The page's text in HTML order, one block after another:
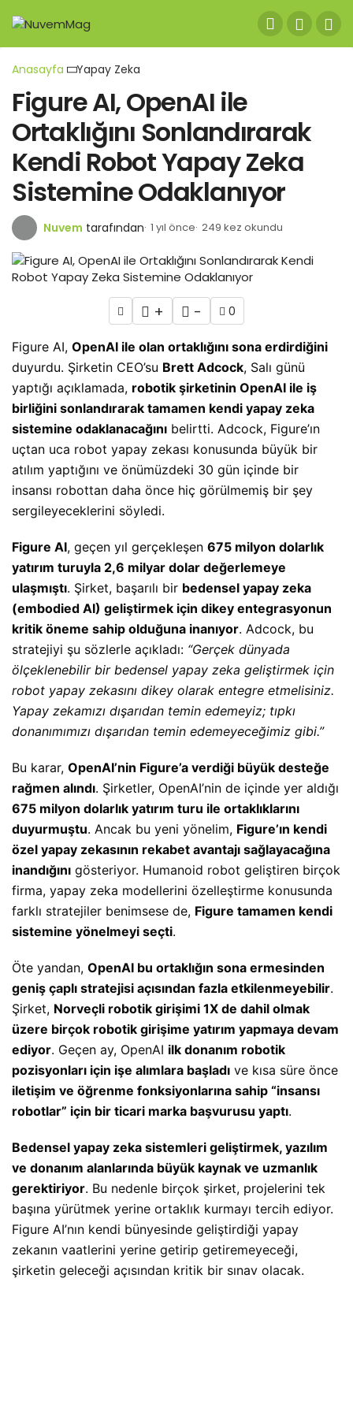
Anasayfa Yapay Zeka
Figure AI, OpenAI ile
Ortaklığını Sonlandırarak
Kendi Robot Yapay Zeka
Sistemine Odaklanıyor
Nuvem tarafından 1 yıl önce 249 kez okundu
+ - 0
Figure AI, OpenAI ile olan ortaklığını sona erdirdiğini
duyurdu. Şirketin CEO’su Brett Adcock, Salı günü
yaptığı açıklamada, robotik şirketinin OpenAI ile iş
birliğini sonlandırarak tamamen kendi yapay zeka
sistemine odaklanacağını belirtti. Adcock, Figure’ın
uçtan uca robot yapay zekası konusunda büyük bir
atılım yaptığını ve önümüzdeki 30 gün içinde bir
insansı robottan daha önce hiç görülmemiş bir şey
sergileyeceklerini söyledi.
Figure AI, geçen yıl gerçekleşen 675 milyon dolarlık
yatırım turuyla 2,6 milyar dolar değerlemeye
ulaşmıştı. Şirket, başarılı bir bedensel yapay zeka
(embodied AI) geliştirmek için dikey entegrasyonun
kritik öneme sahip olduğuna inanıyor. Adcock, bu
stratejiyi şu sözlerle açıkladı: “Gerçek dünyada
ölçeklenebilir bir bedensel yapay zeka geliştirmek için
robot yapay zekasını dikey olarak entegre etmelisiniz.
Yapay zekamızı dışarıdan temin edemeyiz; tıpkı
donanımımızı dışarıdan temin edemeyeceğimiz gibi.”
Bu karar, OpenAI’nin Figure’a verdiği büyük desteğe
rağmen alındı. Şirketler, OpenAI’nin de içinde yer aldığı
675 milyon dolarlık yatırım turu ile ortaklıklarını
duyurmuştu. Ancak bu yeni yönelim, Figure’ın kendi
özel yapay zekasının rekabet avantajı sağlayacağına
inandığını gösteriyor. Humanoid robot geliştiren birçok
firma, yapay zeka modellerini özelleştirme konusunda
farklı stratejiler benimsese de, Figure tamamen kendi
sistemine yönelmeyi seçti.
Öte yandan, OpenAI bu ortaklığın sona ermesinden
geniş çaplı stratejisi açısından fazla etkilenmeyebilir.
Şirket, Norveçli robotik girişimi 1X de dahil olmak
üzere birçok robotik girişime yatırım yapmaya devam
ediyor. Geçen ay, OpenAI ilk donanım robotik
pozisyonları için işe alımlara başladı ve kısa süre önce
iletişim ve öğrenme fonksiyonlarına sahip “insansı
robotlar” için bir ticari marka başvurusu yaptı.
Bedensel yapay zeka sistemleri geliştirmek, yazılım
ve donanım alanlarında büyük kaynak ve uzmanlık
gerektiriyor. Bu nedenle birçok şirket, projelerini tek
başına yürütmek yerine ortaklık kurmayı tercih ediyor.
Figure AI’nın kendi bünyesinde geliştirdiği yapay
zekanın vaatlerini yerine getirip getiremeyeceği,
şirketin geleceği açısından kritik bir sınav olacak.